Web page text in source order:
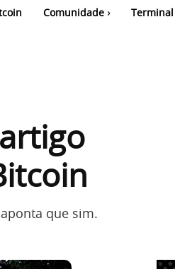
Comunidade Terminal
que sim.